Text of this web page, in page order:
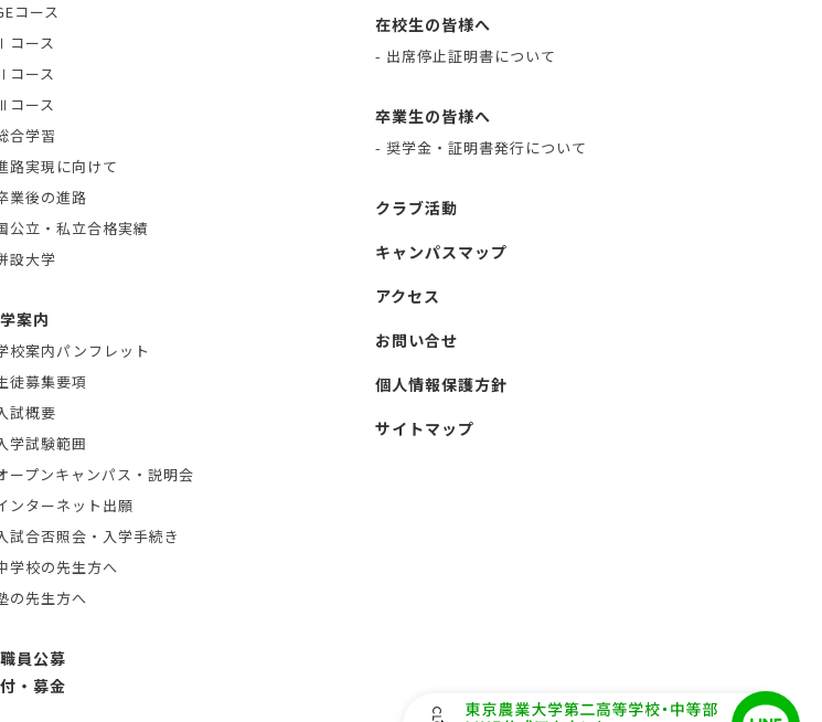
コース
ース
ース
ース
合学習
路実現に向けて
業後の進路
公立・私立合格実績
設大学
案内
校案内パンフレット
徒募集要項
試概要
学試験範囲
ープンキャンパス・説明会
ンターネット出願
試合否照会・入学手続き
学校の先生方へ
の先生方へ
員公募
・募金
在校生の皆様へ
- 出席停止証明書について
卒業生の皆様へ
- 奨学金・証明書発行について
クラブ活動
キャンパスマップ
アクセス
お問い合せ
個人情報保護方針
サイトマップ